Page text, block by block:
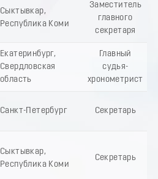
Сыктывкар,
Республика Коми
Заместитель
главного
секретаря
Екатеринбург,
Свердловская
область
Главный
судья-
хронометрист
Санкт-Петербург Секретарь
Сыктывкар,
Республика Коми
Секретарь